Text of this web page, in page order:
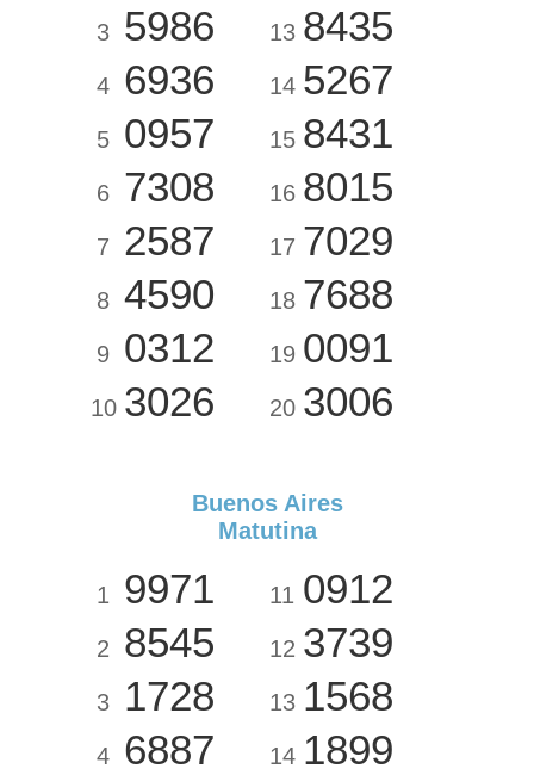
3 5986
4 6936
5 0957
6 7308
7 2587
8 4590
9 0312
10 3026
13 8435
14 5267
15 8431
16 8015
17 7029
18 7688
19 0091
20 3006
Buenos Aires
Matutina
1 9971
2 8545
3 1728
4 6887
11 0912
12 3739
13 1568
14 1899